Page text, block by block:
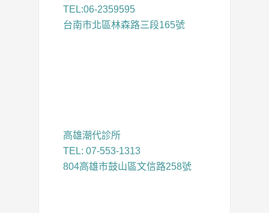
TEL:06-2359595
台南市北區林森路三段165號
高雄潮代診所
TEL: 07-553-1313
804高雄市鼓山區文信路258號